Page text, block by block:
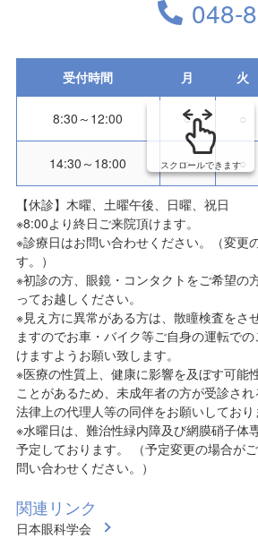
048-
受付時間 月 火
8:30～12:00 ○ ○
14:30～18:00 ○ ○
スクロールできます
【休診】木曜、土曜午後、日曜、祝日
※8:00より終日ご来院頂けます。
※診療日はお問い合わせください。（変更
す。）
※初診の方、眼鏡・コンタクトをご希望の
ってお越しください。
※見え方に異常がある方は、散瞳検査をさ
ますのでお車・バイク等ご自身の運転で
けますようお願い致します。
※医療の性質上、健康に影響を及ぼす可能
ことがあるため、未成年者の方が受診さ
法律上の代理人等の同伴をお願いしており
※水曜日は、難治性緑内障及び網膜硝子体
予定しております。 （予定変更の場合が
問い合わせください。）
関連リンク
日本眼科学会